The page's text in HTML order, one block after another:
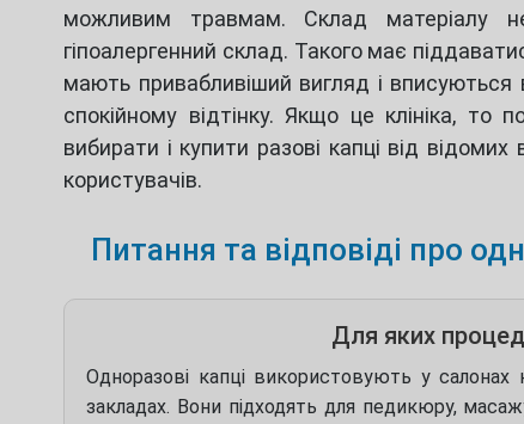
можливим травмам. Склад матеріалу
гіпоалергенний склад. Такого має
мають привабливіший вигляд і вписуються
спокійному відтінку. Якщо це клініка, то
вибирати і купити разові капці від
користувачів.
Питання та відповіді про
Для яких
Одноразові капці використовують у салонах
закладах. Вони підходять для педикюру,